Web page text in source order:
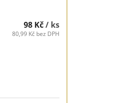
98 Kč/ ks
80,99 Kč bez DPH